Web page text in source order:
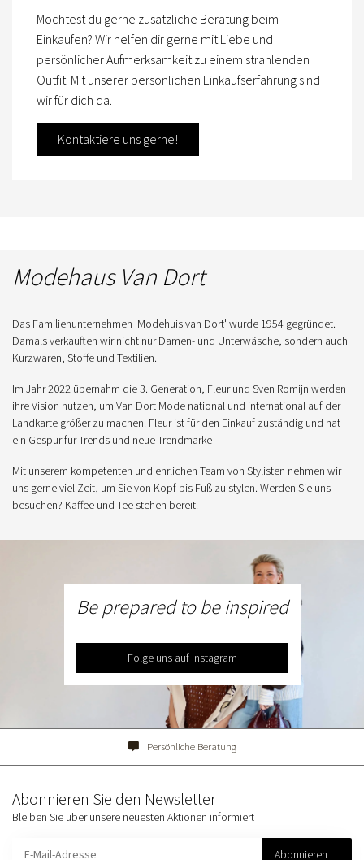
Möchtest du gerne zusätzliche Beratung beim
Einkaufen? Wir helfen dir gerne mit Liebe und
persönlicher Aufmerksamkeit zu einem strahlenden
Outfit. Mit unserer persönlichen Einkaufserfahrung sind
wir für dich da.
Kontaktiere uns gerne!
Modehaus Van Dort
Das Familienunternehmen 'Modehuis van Dort' wurde 1954 gegründet.
Damals verkauften wir nicht nur Damen- und Unterwäsche, sondern auch
Kurzwaren, Stoffe und Textilien.
Im Jahr 2022 übernahm die 3. Generation, Fleur und Sven Romijn werden
ihre Vision nutzen, um Van Dort Mode national und international auf der
Landkarte größer zu machen. Fleur ist für den Einkauf zuständig und hat
ein Gespür für Trends und neue Trendmarke
Mit unserem kompetenten und ehrlichen Team von Stylisten nehmen wir
uns gerne viel Zeit, um Sie von Kopf bis Fuß zu stylen. Werden Sie uns
besuchen? Kaffee und Tee stehen bereit.
Be prepared to be inspired
Folge uns auf Instagram
Persönliche Beratung
Abonnieren Sie den Newsletter
Bleiben Sie über unsere neuesten Aktionen informiert
Abonnieren